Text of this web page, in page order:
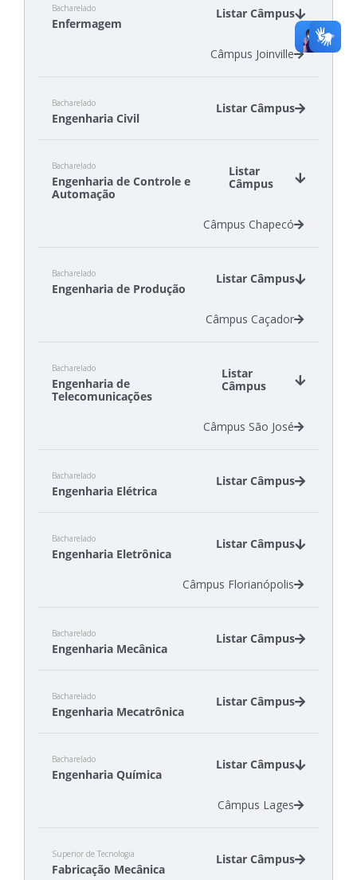
Bacharelado
Enfermagem
Listar Câmpus
Câmpus Joinville
Bacharelado
Engenharia Civil
Listar Câmpus
Câmpus Florianópolis
Câmpus São Carlos
Bacharelado
Engenharia de Controle e
Automação
Listar
Câmpus
Câmpus Chapecó
Bacharelado
Engenharia de Produção
Listar Câmpus
Câmpus Caçador
Bacharelado
Engenharia de
Telecomunicações
Listar
Câmpus
Câmpus São José
Bacharelado
Engenharia Elétrica
Listar Câmpus
Câmpus Itajaí
Câmpus Jaraguá do Sul - Rau
Câmpus Joinville
Bacharelado
Engenharia Eletrônica
Listar Câmpus
Câmpus Florianópolis
Bacharelado
Engenharia Mecânica
Listar Câmpus
Câmpus Joinville
Câmpus Xanxerê
Bacharelado
Engenharia Mecatrônica
Listar Câmpus
Câmpus Florianópolis
Bacharelado
Engenharia Química
Listar Câmpus
Câmpus Lages
Superior de Tecnologia
Fabricação Mecânica
Listar Câmpus